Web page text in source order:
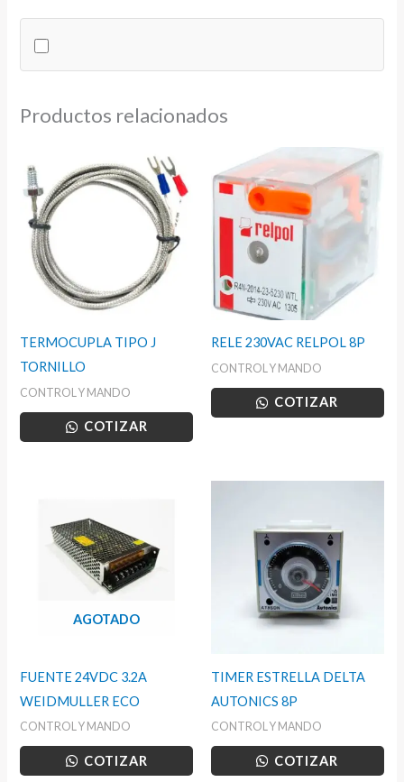
CNC
ARMADA
Productos relacionados
TERMOCUPLA TIPO J
TORNILLO
CONTROL Y MANDO
COTIZAR
RELE 230VAC RELPOL 8P
CONTROL Y MANDO
COTIZAR
AGOTADO
FUENTE 24VDC 3.2A
WEIDMULLER ECO
CONTROL Y MANDO
COTIZAR
TIMER ESTRELLA DELTA
AUTONICS 8P
CONTROL Y MANDO
COTIZAR